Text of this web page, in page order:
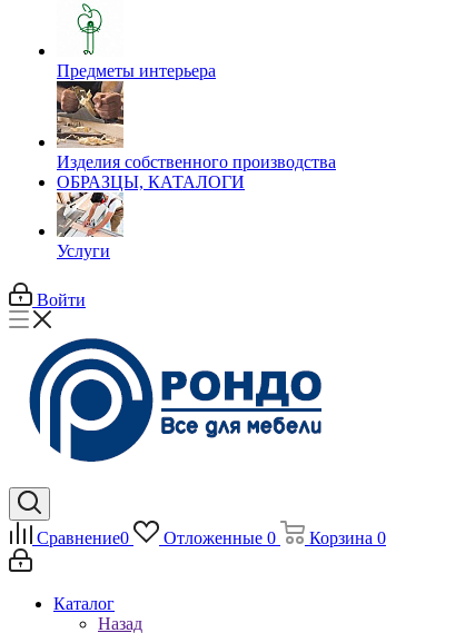
Предметы интерьера
Изделия собственного производства
ОБРАЗЦЫ, КАТАЛОГИ
Услуги
Войти
Сравнение0 Отложенные 0 Корзина 0
Каталог
Назад